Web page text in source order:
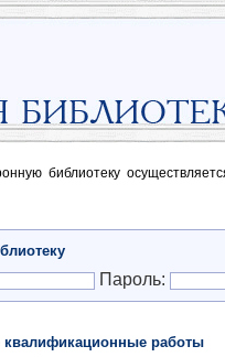
библиотеку
Пароль:
работы